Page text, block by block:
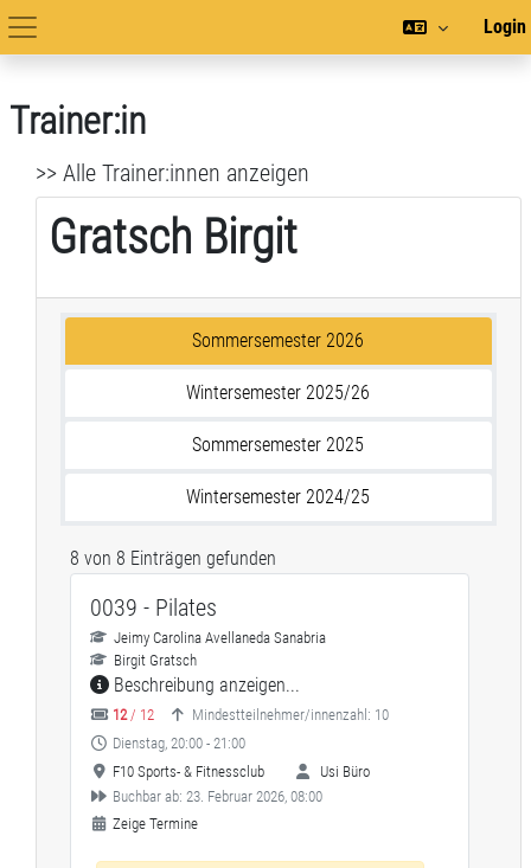
Zum Hauptinhalt
Hauptnavigation
Login
Trainer:in
>> Alle Trainer:innen anzeigen
Gratsch Birgit
Sommersemester 2026
Wintersemester 2025/26
Sommersemester 2025
Wintersemester 2024/25
8 von 8 Einträgen gefunden
0039 - Pilates
Jeimy Carolina Avellaneda Sanabria
Birgit Gratsch
Beschreibung anzeigen...
12/ 12
Mindestteilnehmer/innenzahl: 10
Dienstag, 20:00 - 21:00
F10 Sports- & Fitnessclub
Usi Büro
Buchbar ab: 23. Februar 2026, 08:00
Zeige Termine